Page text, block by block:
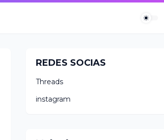
REDES SOCIAS
Threads
instagram